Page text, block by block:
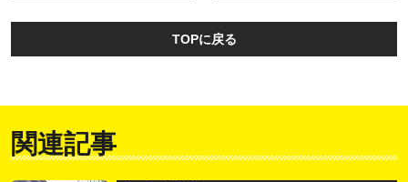
TOPに戻る
関連記事